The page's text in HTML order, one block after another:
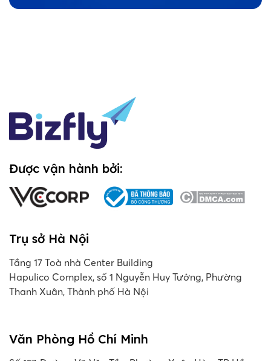
Được vận hành bởi:
Trụ sở Hà Nội
Tầng 17 Toà nhà Center Building
Hapulico Complex, số 1 Nguyễn Huy Tưởng, Phường
Thanh Xuân, Thành phố Hà Nội
Văn Phòng Hồ Chí Minh